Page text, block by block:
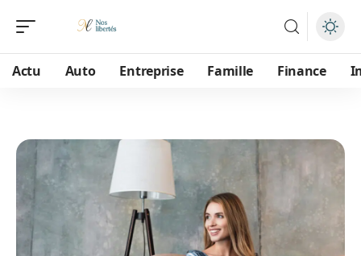
Actu Auto Entreprise Famille Finance